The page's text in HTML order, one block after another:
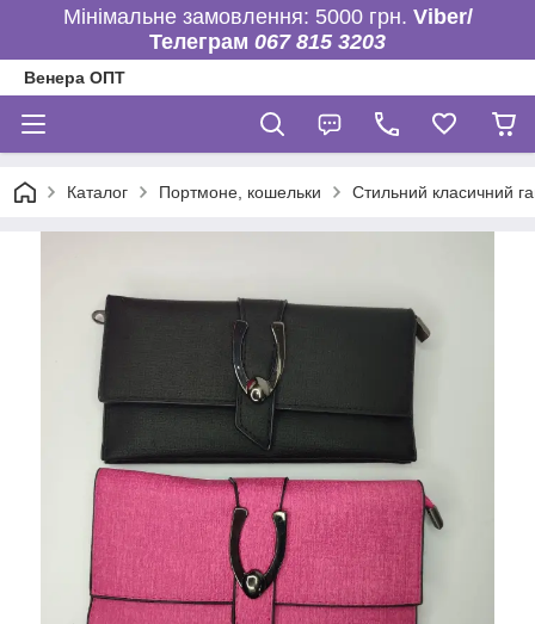
Мінімальне замовлення: 5000 грн. Viber/
Телеграм 067 815 3203
Венера ОПТ
Каталог Портмоне, кошельки Стильний класичний